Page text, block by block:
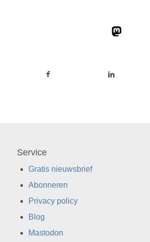
Service
Gratis nieuwsbrief
Abonneren
Privacy policy
Blog
Mastodon